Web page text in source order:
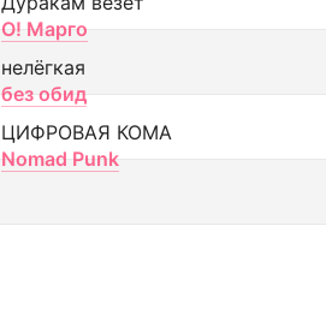
О! Марго
нелёгкая
без обид
ЦИФРОВАЯ КОМА
Nomad Punk